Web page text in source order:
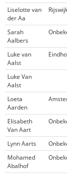
Liselotte van
der Aa
Sarah
Aalbers
Luke van
Aalst
Luke Van
Aalst
Loeta
Aarden
Elisabeth
Van Aart
Lynn Aarts
Mohamed
Abalhof